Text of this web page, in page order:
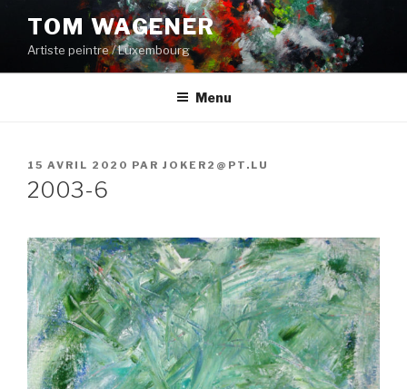
contenu
principal
TOM WAGENER
Artiste peintre / Luxembourg
Menu
PUBLIÉ
LE
15 AVRIL 2020 PAR JOKER2@PT.LU
2003-6